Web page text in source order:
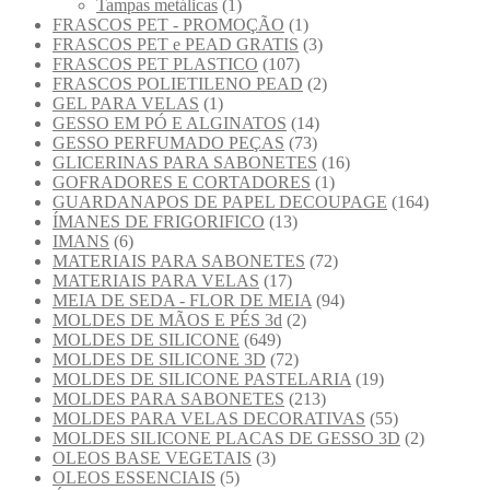
Tampas metálicas (1)
FRASCOS PET - PROMOÇÃO (1)
FRASCOS PET e PEAD GRATIS (3)
FRASCOS PET PLASTICO (107)
FRASCOS POLIETILENO PEAD (2)
GEL PARA VELAS (1)
GESSO EM PÓ E ALGINATOS (14)
GESSO PERFUMADO PEÇAS (73)
GLICERINAS PARA SABONETES (16)
GOFRADORES E CORTADORES (1)
GUARDANAPOS DE PAPEL DECOUPAGE (164)
ÍMANES DE FRIGORIFICO (13)
IMANS (6)
MATERIAIS PARA SABONETES (72)
MATERIAIS PARA VELAS (17)
MEIA DE SEDA - FLOR DE MEIA (94)
MOLDES DE MÃOS E PÉS 3d (2)
MOLDES DE SILICONE (649)
MOLDES DE SILICONE 3D (72)
MOLDES DE SILICONE PASTELARIA (19)
MOLDES PARA SABONETES (213)
MOLDES PARA VELAS DECORATIVAS (55)
MOLDES SILICONE PLACAS DE GESSO 3D (2)
OLEOS BASE VEGETAIS (3)
OLEOS ESSENCIAIS (5)